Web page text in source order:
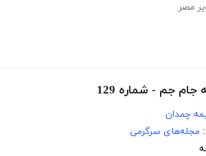
مصر
جم - شماره 129
چمدان
مجله‌های سرگرمی